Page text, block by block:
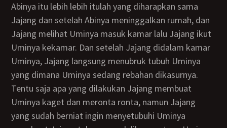
Abinya itu lebih lebih itulah yang diharapkan sama
Jajang dan setelah Abinya meninggalkan rumah, dan
Jajang melihat Uminya masuk kamar lalu Jajang ikut
Uminya kekamar. Dan setelah Jajang didalam kamar
Uminya, Jajang langsung menubruk tubuh Uminya
yang dimana Uminya sedang rebahan dikasurnya.
Tentu saja apa yang dilakukan Jajang membuat
Uminya kaget dan meronta ronta, namun Jajang
yang sudah berniat ingin menyetubuhi Uminya